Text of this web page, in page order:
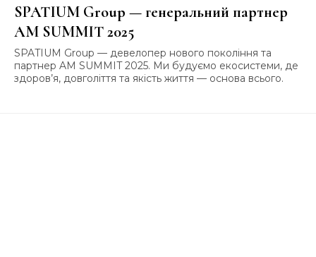
SPATIUM Group — генеральний партнер
AM SUMMIT 2025
SPATIUM Group — девелопер нового покоління та
партнер AM SUMMIT 2025. Ми будуємо екосистеми, де
здоров’я, довголіття та якість життя — основа всього.